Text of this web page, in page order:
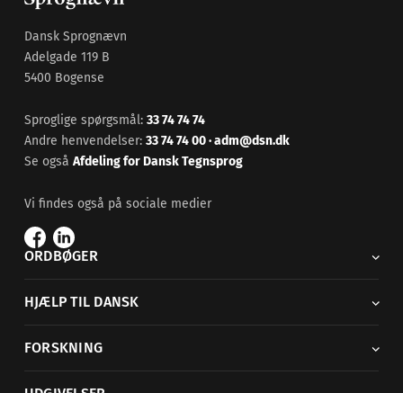
Dansk Sprognævn
Adelgade 119 B
5400 Bogense
Sproglige spørgsmål: 33 74 74 74
Andre henvendelser: 33 74 74 00·adm@dsn.dk
Se også Afdeling for Dansk Tegnsprog
Vi findes også på sociale medier
ORDBØGER
HJÆLP TIL DANSK
FORSKNING